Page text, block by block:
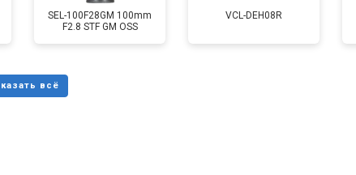
SEL-100F28GM 100mm
F2.8 STF GM OSS
VCL-DEH08R